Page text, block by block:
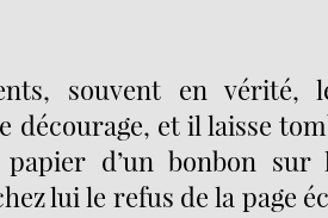
souvent en vérité,
décourage, et il laisse
d’un bonbon sur
lui le refus de la page